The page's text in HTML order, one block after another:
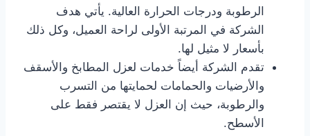
الرطوبة ودرجات الحرارة العالية. يأتي هدف
الشركة في المرتبة الأولى لراحة العميل، وكل ذلك
بأسعار لا مثيل لها.
تقدم الشركة أيضاً خدمات لعزل المطابخ والأسقف
والأرضيات والحمامات لحمايتها من التسرب
والرطوبة، حيث إن العزل لا يقتصر فقط على
الأسطح.